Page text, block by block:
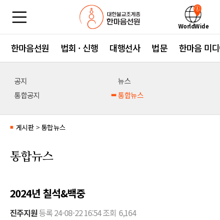
WorldWide
한마음선원 법회 · 신행 대행선사 법문 한마음 미
공지
뉴스
통합공지
통합뉴스
■ 게시판 > 통합뉴스
통합뉴스
2024년 칠석&백중
진주지원등록24-08-22 16:54조회 6,164